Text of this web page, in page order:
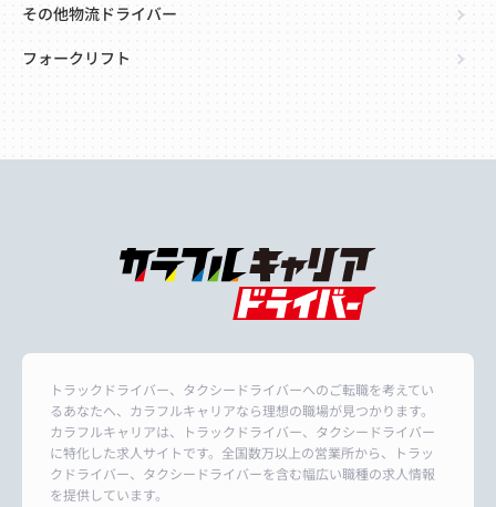
その他物流ドライバー
フォークリフト
トラックドライバー、タクシードライバーへのご転職を考えてい
るあなたへ、カラフルキャリアなら理想の職場が見つかります。
カラフルキャリアは、トラックドライバー、タクシードライバー
に特化した求人サイトです。全国数万以上の営業所から、トラッ
クドライバー、タクシードライバーを含む幅広い職種の求人情報
を提供しています。